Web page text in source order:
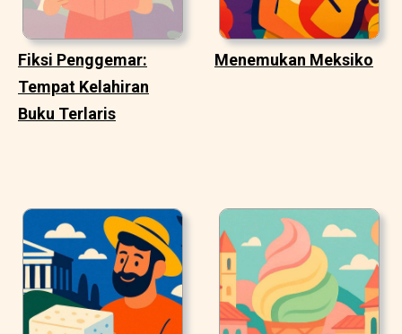
Fiksi Penggemar:
Tempat Kelahiran
Buku Terlaris
Menemukan Meksiko